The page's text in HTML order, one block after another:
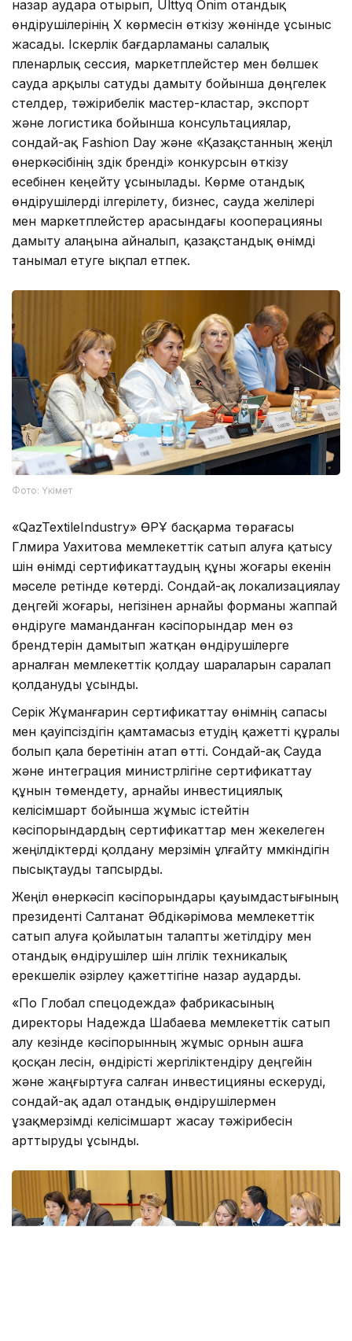
назар аудара отырып, Ulttyq Ónim отандық
өндірушілерінің X көрмесін өткізу жөнінде ұсыныс
жасады. Іскерлік бағдарламаны салалық
пленарлық сессия, маркетплейстер мен бөлшек
сауда арқылы сатуды дамыту бойынша дөңгелек
үстелдер, тәжірибелік мастер-кластар, экспорт
және логистика бойынша консультациялар,
сондай-ақ Fashion Day және «Қазақстанның жеңіл
өнеркәсібінің үздік бренді» конкурсын өткізу
есебінен кеңейту ұсынылады. Көрме отандық
өндірушілерді ілгерілету, бизнес, сауда желілері
мен маркетплейстер арасындағы кооперацияны
дамыту алаңына айналып, қазақстандық өнімді
танымал етуге ықпал етпек.
Фото: Үкімет
«QazTextileIndustry» ӨРҰ басқарма төрағасы
Гүлмира Уахитова мемлекеттік сатып алуға қатысу
үшін өнімді сертификаттаудың құны жоғары екенін
мәселе ретінде көтерді. Сондай-ақ локализациялау
деңгейі жоғары, негізінен арнайы форманы жаппай
өндіруге маманданған кәсіпорындар мен өз
брендтерін дамытып жатқан өндірушілерге
арналған мемлекеттік қолдау шараларын саралап
қолдануды ұсынды.
Серік Жұманғарин сертификаттау өнімнің сапасы
мен қауіпсіздігін қамтамасыз етудің қажетті құралы
болып қала беретінін атап өтті. Сондай-ақ Сауда
және интеграция министрлігіне сертификаттау
құнын төмендету, арнайы инвестициялық
келісімшарт бойынша жұмыс істейтін
кәсіпорындардың сертификаттар мен жекелеген
жеңілдіктерді қолдану мерзімін ұлғайту мүмкіндігін
пысықтауды тапсырды.
Жеңіл өнеркәсіп кәсіпорындары қауымдастығының
президенті Салтанат Әбдікәрімова мемлекеттік
сатып алуға қойылатын талапты жетілдіру мен
отандық өндірушілер үшін үлгілік техникалық
ерекшелік әзірлеу қажеттігіне назар аударды.
«По Глобал спецодежда» фабрикасының
директоры Надежда Шабаева мемлекеттік сатып
алу кезінде кәсіпорынның жұмыс орнын ашға
қосқан үлесін, өндірісті жергіліктендіру деңгейін
және жаңғыртуға салған инвестицияны ескеруді,
сондай-ақ адал отандық өндірушілермен
ұзақмерзімді келісімшарт жасау тәжірибесін
арттыруды ұсынды.